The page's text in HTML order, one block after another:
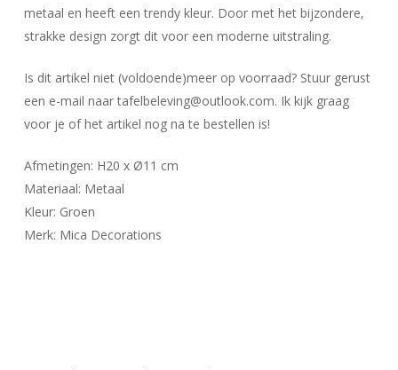
metaal en heeft een trendy kleur. Door met het bijzondere,
strakke design zorgt dit voor een moderne uitstraling.
Is dit artikel niet (voldoende)meer op voorraad? Stuur gerust
een e-mail naar tafelbeleving@outlook.com. Ik kijk graag
voor je of het artikel nog na te bestellen is!
Afmetingen: H20 x Ø11 cm
Materiaal: Metaal
Kleur: Groen
Merk: Mica Decorations